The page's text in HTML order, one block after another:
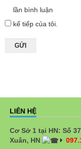
lần bình luận
kế tiếp của tôi.
LIÊN HỆ
Cơ Sở 1 tại HN: Số
Xuân, HN